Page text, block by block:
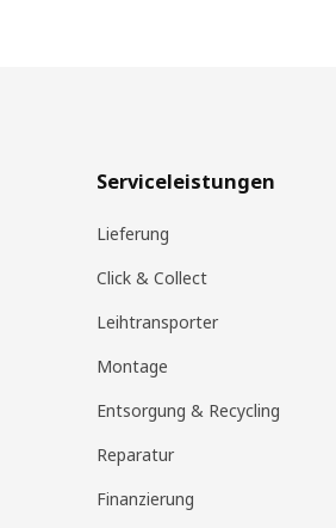
Serviceleistungen
Lieferung
Click & Collect
Leihtransporter
Montage
Entsorgung & Recycling
Reparatur
Finanzierung